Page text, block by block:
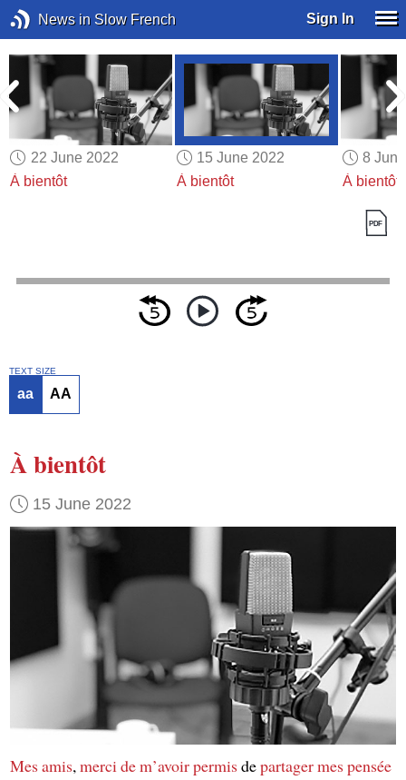
News in Slow French Sign In
22 June 2022
À bientôt
15 June 2022
À bientôt
8
À bientôt
TEXT SIZE
aa AA
À bientôt
15 June 2022
Mes amis,merci de m’avoir permisdepartager mes pensée